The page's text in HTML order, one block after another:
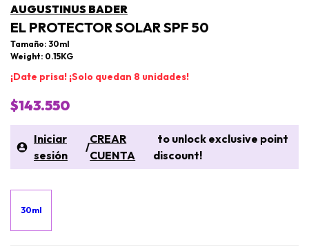
AUGUSTINUS BADER
EL PROTECTOR SOLAR SPF 50
Tamaño: 30ml
Weight: 0.15KG
¡Date prisa! ¡Solo quedan 8 unidades!
$143.550
Iniciar
sesión
/
CREAR
CUENTA
to unlock exclusive point
discount!
30ml